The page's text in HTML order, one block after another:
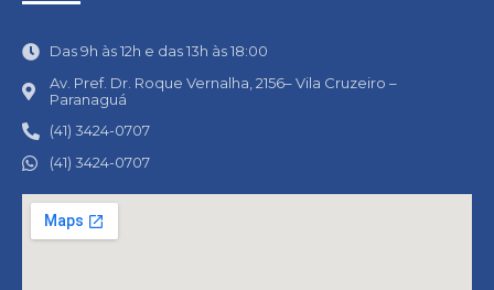
Das 9h às 12h e das 13h às 18:00
Av. Pref. Dr. Roque Vernalha, 2156– Vila Cruzeiro –
Paranaguá
(41) 3424-0707
(41) 3424-0707